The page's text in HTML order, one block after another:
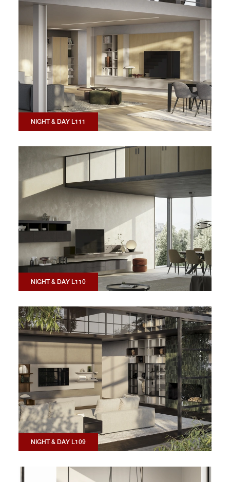
NIGHT & DAY L111
NIGHT & DAY L110
NIGHT & DAY L109